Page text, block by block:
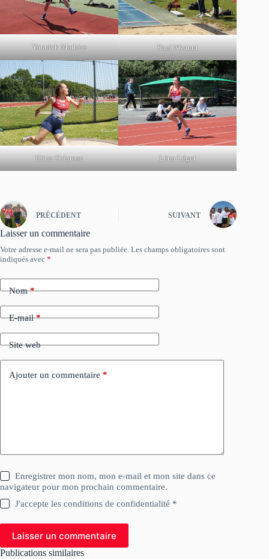
Yannick Mathias Paul Nkoum
Elina Delarose Léna Léger
PRÉCÉDENT SUIVANT
Laisser un commentaire
Votre adresse e-mail ne sera pas publiée. Les champs obligatoires sont
indiqués avec *
Nom*
E-mail*
Site web
Ajouter un commentaire *
Enregistrer mon nom, mon e-mail et mon site dans ce
navigateur pour mon prochain commentaire.
J'accepte les conditions de confidentialité *
Laisser un commentaire
Publications similaires